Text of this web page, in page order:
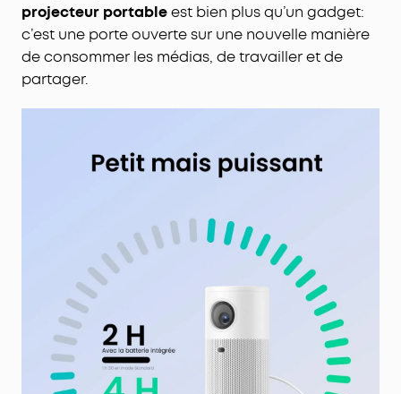
projecteur portableest bien plus qu’un gadget:
c’est une porte ouverte sur une nouvelle manière
de consommer les médias, de travailler et de
partager.